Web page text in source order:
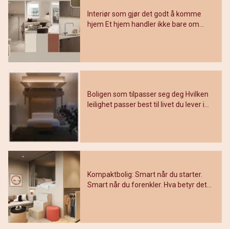
Interiør som gjør det godt å komme
hjem Et hjem handler ikke bare om
Dette er en lenke til et innlegg.
Boligen som tilpasser seg deg Hvilken
leilighet passer best til livet du lever i
Dette er en lenke til et innlegg.
Kompaktbolig: Smart når du starter.
Smart når du forenkler. Hva betyr det